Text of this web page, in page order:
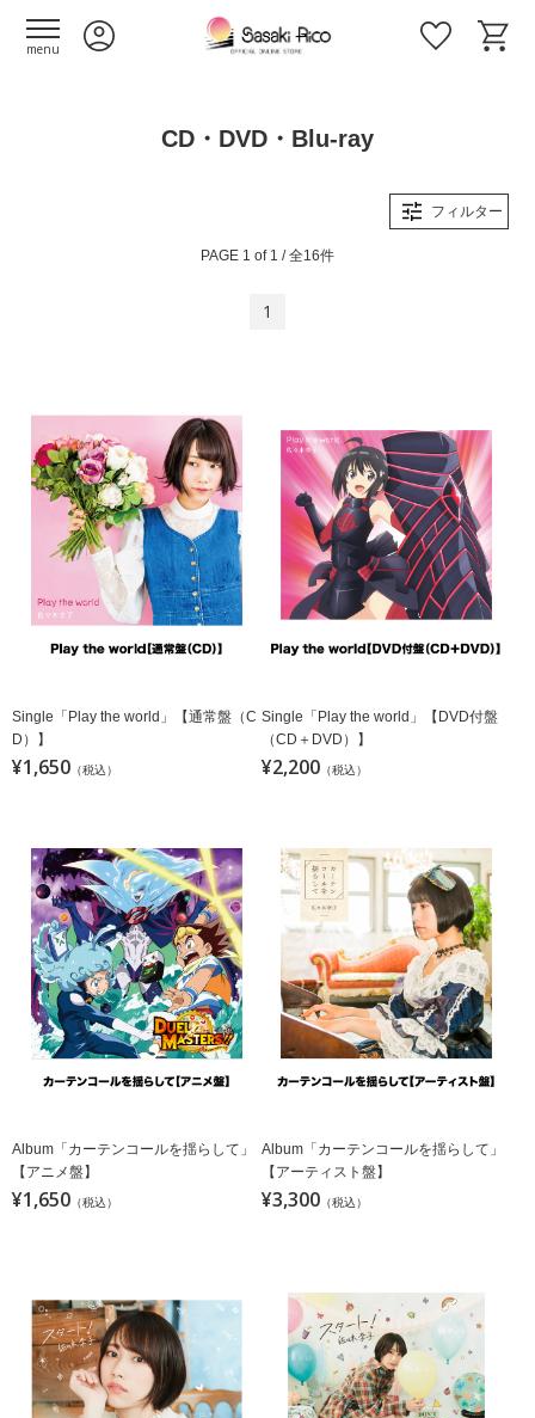
menu
CD・DVD・Blu-ray
フィルター
PAGE 1 of 1 / 全16件
1
Single「Play the world」【通常盤（C
D）】
¥1,650 （税込）
Single「Play the world」【DVD付盤
（CD＋DVD）】
¥2,200 （税込）
Album「カーテンコールを揺らして」
【アニメ盤】
¥1,650 （税込）
Album「カーテンコールを揺らして」
【アーティスト盤】
¥3,300 （税込）